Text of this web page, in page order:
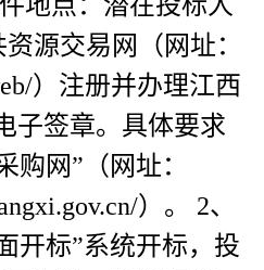
源交易网（网址：
）注册并办理江西
子签章。具体要求
购网”（网址：
）。 2、
开标”系统开标，投